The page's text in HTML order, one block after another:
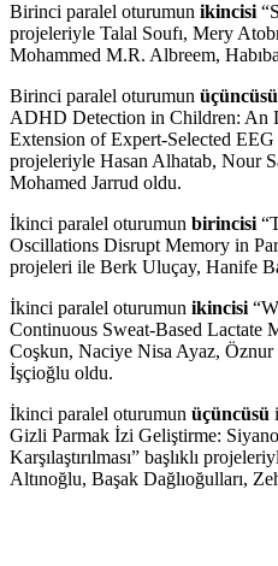
Birinci paralel oturumun ikincisi
projeleriyle Talal Soufı, Mery
Mohammed M.R. Albreem,
Birinci paralel oturumun üçüncüsü
ADHD Detection in Children: An
Extension of Expert-Selected EEG
projeleriyle Hasan Alhatab, Nour
Mohamed Jarrud oldu.
İkinci paralel oturumun birincisi
Oscillations Disrupt Memory in
projeleri ile Berk Uluçay, Hanife
İkinci paralel oturumun ikincisi
Continuous Sweat-Based Lactate
Coşkun, Naciye Nisa Ayaz,
İşçioğlu oldu.
İkinci paralel oturumun üçüncüsü
Gizli Parmak İzi Geliştirme:
Karşılaştırılması” başlıklı
Altınoğlu, Başak Dağlıoğulları,